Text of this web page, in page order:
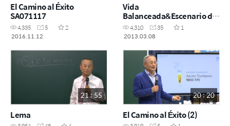
El Camino al Éxito
SA071117
4,335 5
2
2016.11.12
Vida
Balanceada&Escenario de
Vida ODS 110217
4,310 35
1
2013.03.08
21 : 55
Lema
20 : 20
El Camino al Éxito (2)